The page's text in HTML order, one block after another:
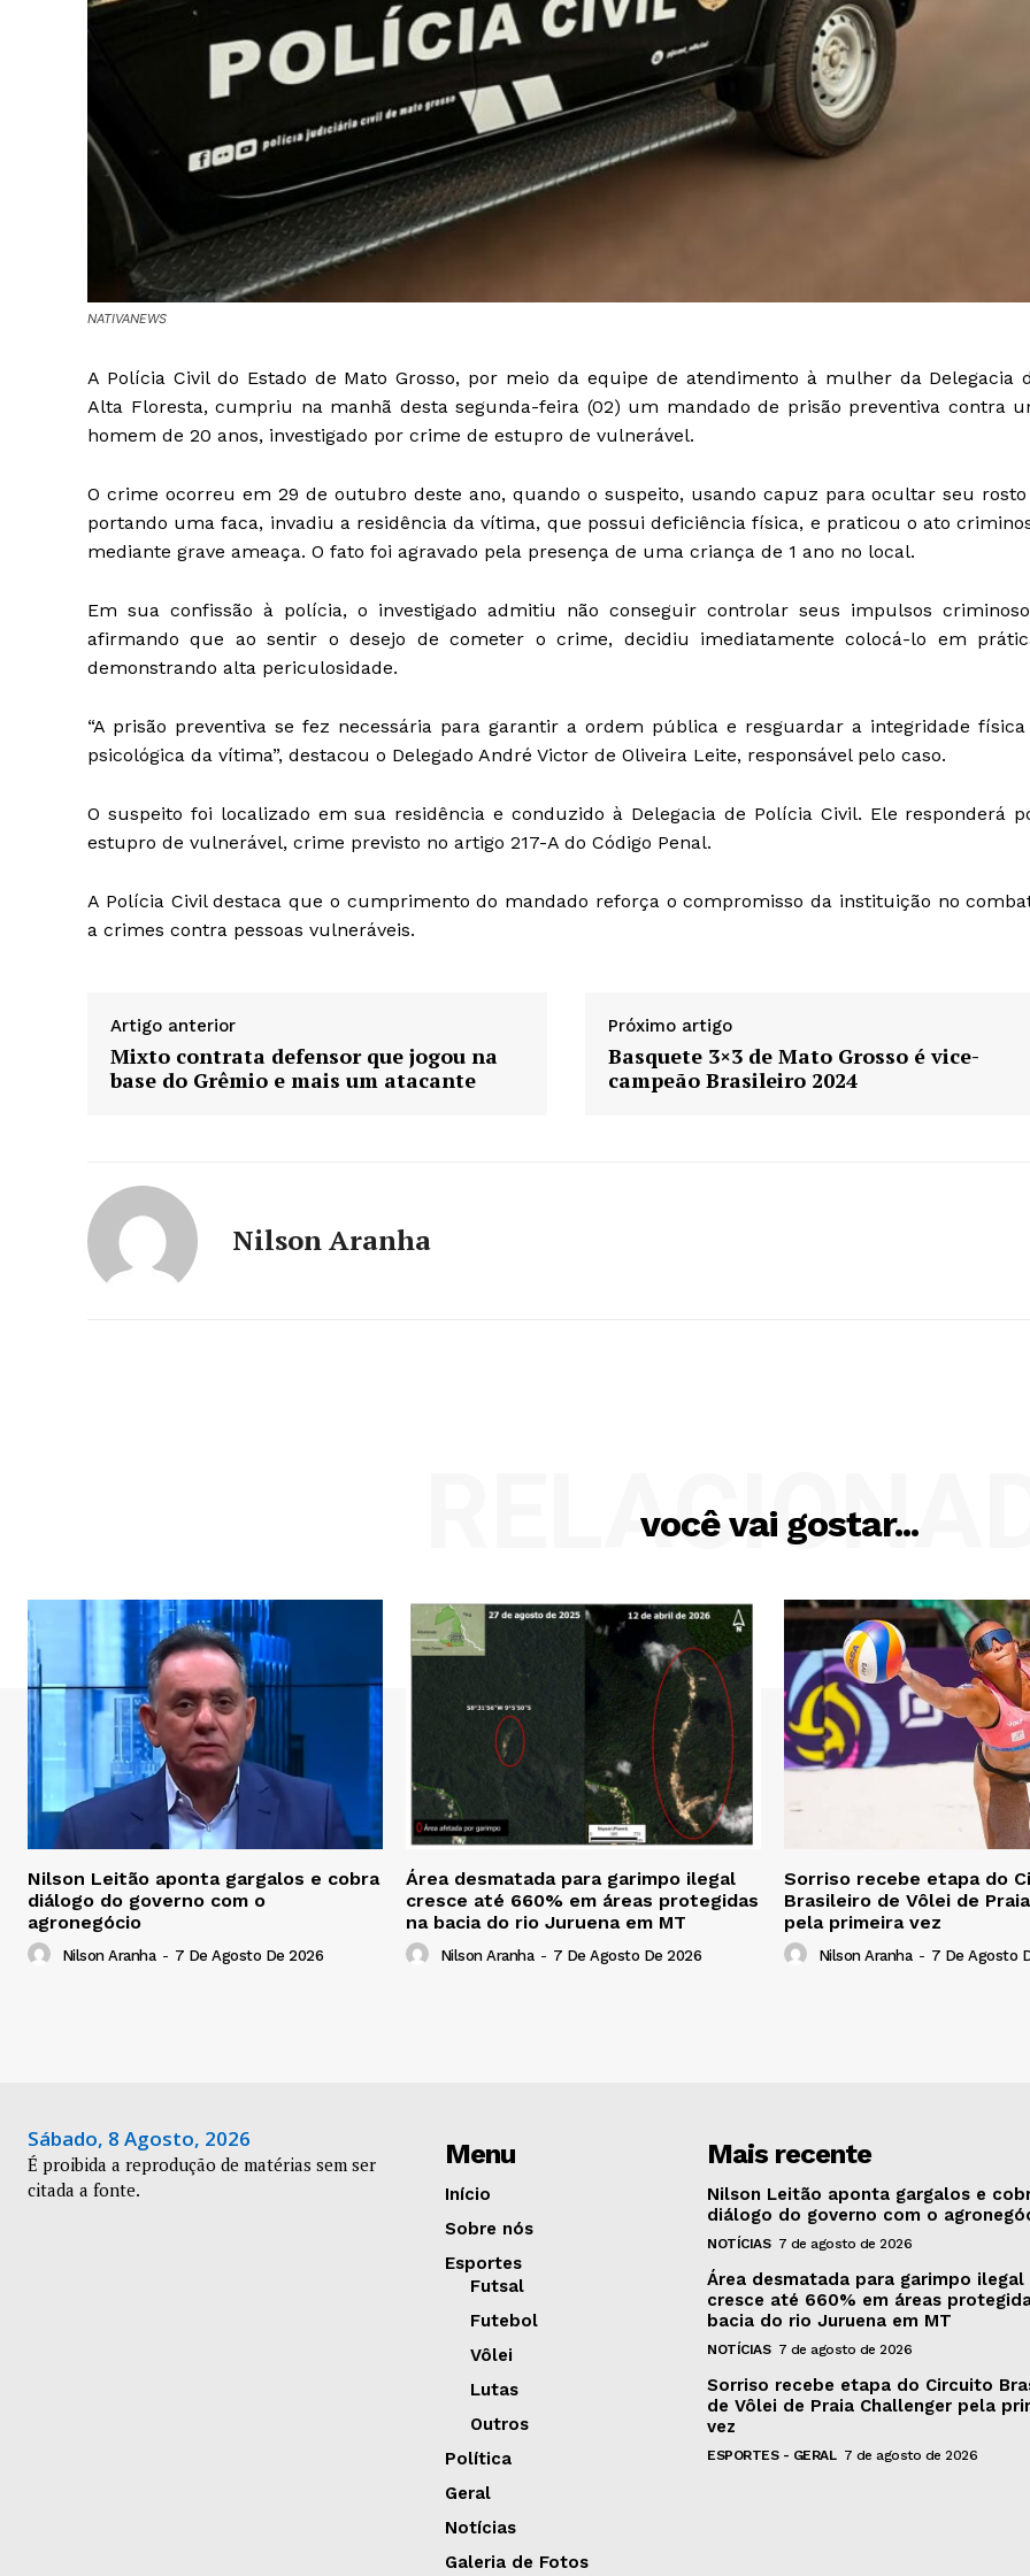
NATIVANEWS
A Polícia Civil do Estado de Mato Grosso, por meio da equipe de atendimento à mulher da Delegacia
Alta Floresta, cumpriu na manhã desta segunda-feira (02) um mandado de prisão preventiva contra
homem de 20 anos, investigado por crime de estupro de vulnerável.
O crime ocorreu em 29 de outubro deste ano, quando o suspeito, usando capuz para ocultar seu
portando uma faca, invadiu a residência da vítima, que possui deficiência física, e praticou o ato
mediante grave ameaça. O fato foi agravado pela presença de uma criança de 1 ano no local.
Em sua confissão à polícia, o investigado admitiu não conseguir controlar seus impulsos
afirmando que ao sentir o desejo de cometer o crime, decidiu imediatamente colocá-lo em
demonstrando alta periculosidade.
“A prisão preventiva se fez necessária para garantir a ordem pública e resguardar a integridade
psicológica da vítima”, destacou o Delegado André Victor de Oliveira Leite, responsável pelo caso.
O suspeito foi localizado em sua residência e conduzido à Delegacia de Polícia Civil. Ele responderá
estupro de vulnerável, crime previsto no artigo 217-A do Código Penal.
A Polícia Civil destaca que o cumprimento do mandado reforça o compromisso da instituição no
a crimes contra pessoas vulneráveis.
Artigo anterior
Mixto contrata defensor que jogou na
base do Grêmio e mais um atacante
Próximo artigo
Basquete 3×3 de Mato Grosso é vice-
campeão Brasileiro 2024
Nilson Aranha
você vai gostar...
Nilson Leitão aponta gargalos e cobra
diálogo do governo com o
agronegócio
Nilson Aranha - 7 De Agosto De 2026
Área desmatada para garimpo ilegal
cresce até 660% em áreas protegidas
na bacia do rio Juruena em MT
Nilson Aranha - 7 De Agosto De 2026
Sorriso recebe etapa do
Brasileiro de Vôlei de
pela primeira vez
Nilson Aranha - 7 De Agosto
Sábado, 8 Agosto, 2026
É proibida a reprodução de matérias sem ser
citada a fonte.
Menu
Início
Sobre nós
Esportes
Futsal
Futebol
Vôlei
Lutas
Outros
Política
Geral
Notícias
Galeria de Fotos
Mais recente
Nilson Leitão aponta gargalos e
diálogo do governo com o
NOTÍCIAS 7 de agosto de 2026
Área desmatada para garimpo ilegal
cresce até 660% em áreas
bacia do rio Juruena em MT
NOTÍCIAS 7 de agosto de 2026
Sorriso recebe etapa do Circuito
de Vôlei de Praia Challenger pela
vez
ESPORTES - GERAL 7 de agosto de 2026